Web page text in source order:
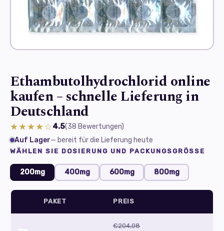
Ethambutolhydrochlorid online
kaufen – schnelle Lieferung in
Deutschland
★★★★☆4.5(38 Bewertungen)
Auf Lager— bereit für die Lieferung heute
WÄHLEN SIE DOSIERUNG UND PACKUNGSGRÖSSE
200mg 400mg 600mg 800mg
PAKET PREIS
€204,08